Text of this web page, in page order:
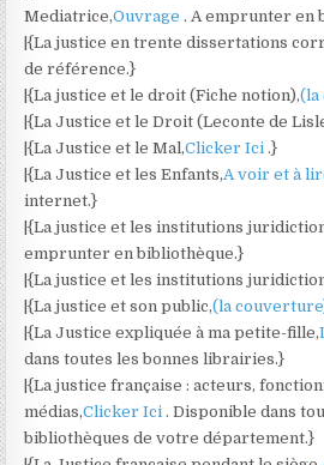
Mediatrice,Ouvrage. A emprunter en
|{La justice en trente dissertations
de référence.}
|{La justice et le droit (Fiche notion),
|{La Justice et le Droit (Leconte de
|{La Justice et le Mal,Clicker Ici.}
|{La Justice et les Enfants,A voir et à
internet.}
|{La justice et les institutions
emprunter en bibliothèque.}
|{La justice et les institutions
|{La justice et son public,(la
|{La Justice expliquée à ma petite-fille,
dans toutes les bonnes librairies.}
|{La justice française : acteurs,
médias,Clicker Ici. Disponible dans
bibliothèques de votre département.}